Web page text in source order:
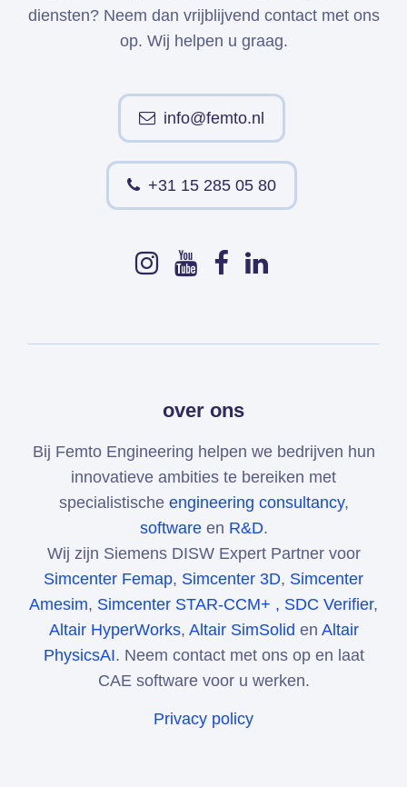
diensten? Neem dan vrijblijvend contact met ons
op. Wij helpen u graag.
info@femto.nl
+31 15 285 05 80
over ons
Bij Femto Engineering helpen we bedrijven hun
innovatieve ambities te bereiken met
specialistische engineering consultancy,
softwareen R&D.
Wij zijn Siemens DISW Expert Partner voor
Simcenter Femap, Simcenter 3D, Simcenter
Amesim, Simcenter STAR-CCM+ , SDC Verifier,
Altair HyperWorks, Altair SimSolid en Altair
PhysicsAI. Neem contact met ons op en laat
CAE software voor u werken.
Privacy policy